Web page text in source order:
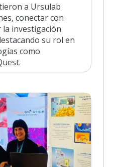
a Ursulab
conectar con
investigación
su rol en
como